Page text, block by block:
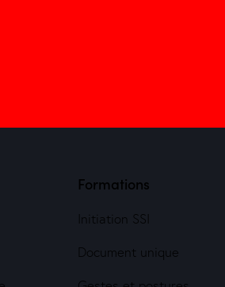
Formations
Initiation SSI
Document unique